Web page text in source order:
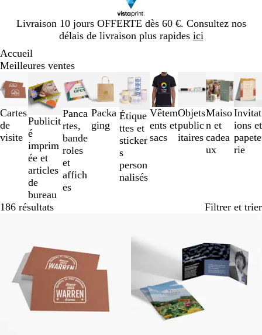
Livraison 10 jours OFFERTE dès 60 €. Consultez nos
délais de livraison plus rapides ici
Diapositive
1
Accueil
Meilleures ventes
Cartes
de
visite
Publicit
é
imprim
ée et
articles
de
bureau
Panca
rtes,
bande
roles
et
affich
es
Packa
ging
Étique
ttes et
sticker
s
person
nalisés
Vêtem
ents et
sacs
Objets
public
itaires
Maiso
n et
cadea
ux
Invitat
ions et
papete
rie
Diapositives
1
3
sur
9
186 résultats
Filtrer et trier